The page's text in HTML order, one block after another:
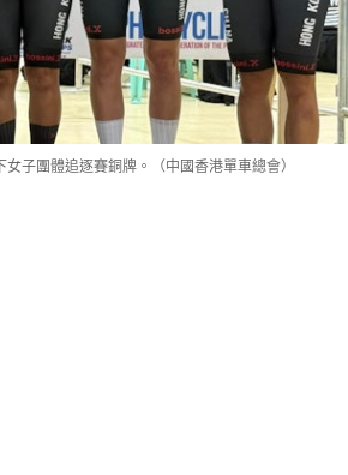
子團體追逐賽銅牌。（中國香港單車總會）